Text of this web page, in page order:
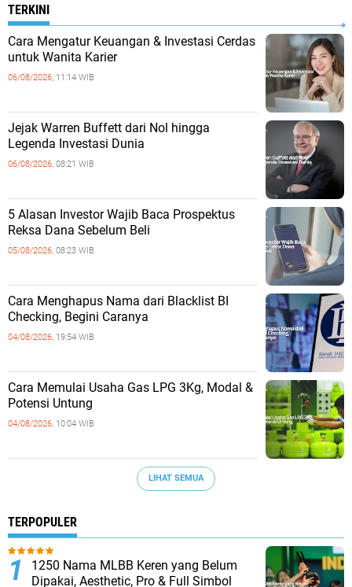
TERKINI
Cara Mengatur Keuangan & Investasi Cerdas
untuk Wanita Karier
06/08/2026, 11:14 WIB
Jejak Warren Buffett dari Nol hingga
Legenda Investasi Dunia
06/08/2026, 08:21 WIB
5 Alasan Investor Wajib Baca Prospektus
Reksa Dana Sebelum Beli
05/08/2026, 08:23 WIB
Cara Menghapus Nama dari Blacklist BI
Checking, Begini Caranya
04/08/2026, 19:54 WIB
Cara Memulai Usaha Gas LPG 3Kg, Modal &
Potensi Untung
04/08/2026, 10:04 WIB
LIHAT SEMUA
TERPOPULER
1250 Nama MLBB Keren yang Belum
Dipakai, Aesthetic, Pro & Full Simbol